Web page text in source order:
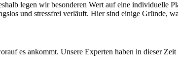
legen wir besonderen Wert auf eine individuelle
und stressfrei verläuft. Hier sind einige Gründe,
es ankommt. Unsere Experten haben in dieser